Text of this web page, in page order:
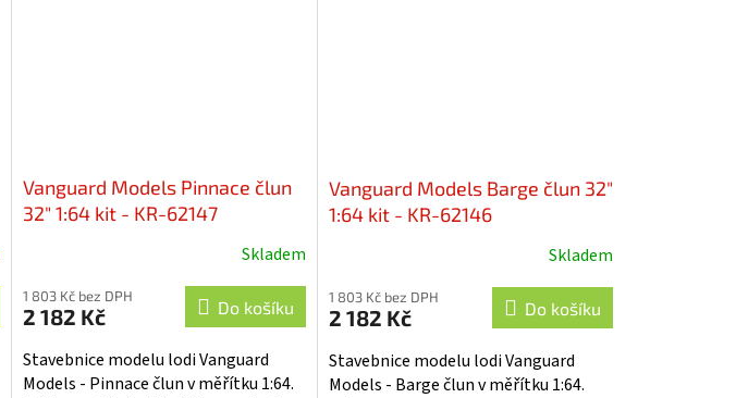
Vanguard Models Pinnace člun
32" 1:64 kit - KR-62147
Skladem
1 803 Kč bez DPH
2 182 Kč Do košíku
Stavebnice modelu lodi Vanguard
Models - Pinnace člun v měřítku 1:64.
Vanguard Models Barge člun 32"
1:64 kit - KR-62146
Skladem
1 803 Kč bez DPH
2 182 Kč Do košíku
Stavebnice modelu lodi Vanguard
Models - Barge člun v měřítku 1:64.